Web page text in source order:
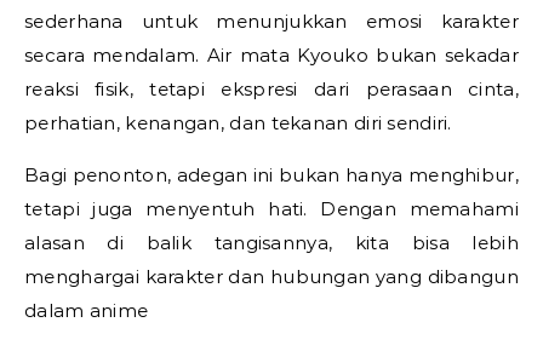
sederhana untuk menunjukkan emosi karakter
secara mendalam. Air mata Kyouko bukan sekadar
reaksi fisik, tetapi ekspresi dari perasaan cinta,
perhatian, kenangan, dan tekanan diri sendiri.
Bagi penonton, adegan ini bukan hanya menghibur,
tetapi juga menyentuh hati. Dengan memahami
alasan di balik tangisannya, kita bisa lebih
menghargai karakter dan hubungan yang dibangun
dalam anime